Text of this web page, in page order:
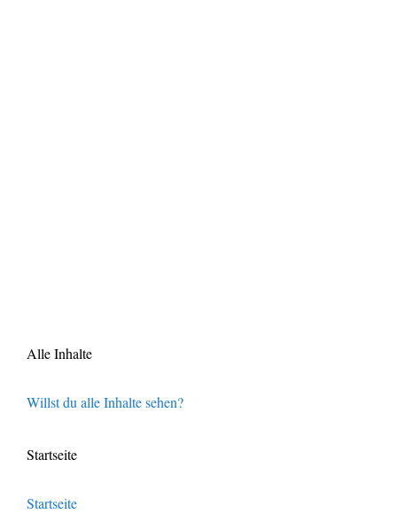
Alle Inhalte
Willst du alle Inhalte sehen?
Startseite
Startseite